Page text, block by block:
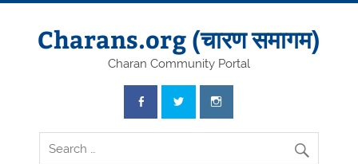
Skip
Charans.org (चारण समागम)
Charan Community Portal